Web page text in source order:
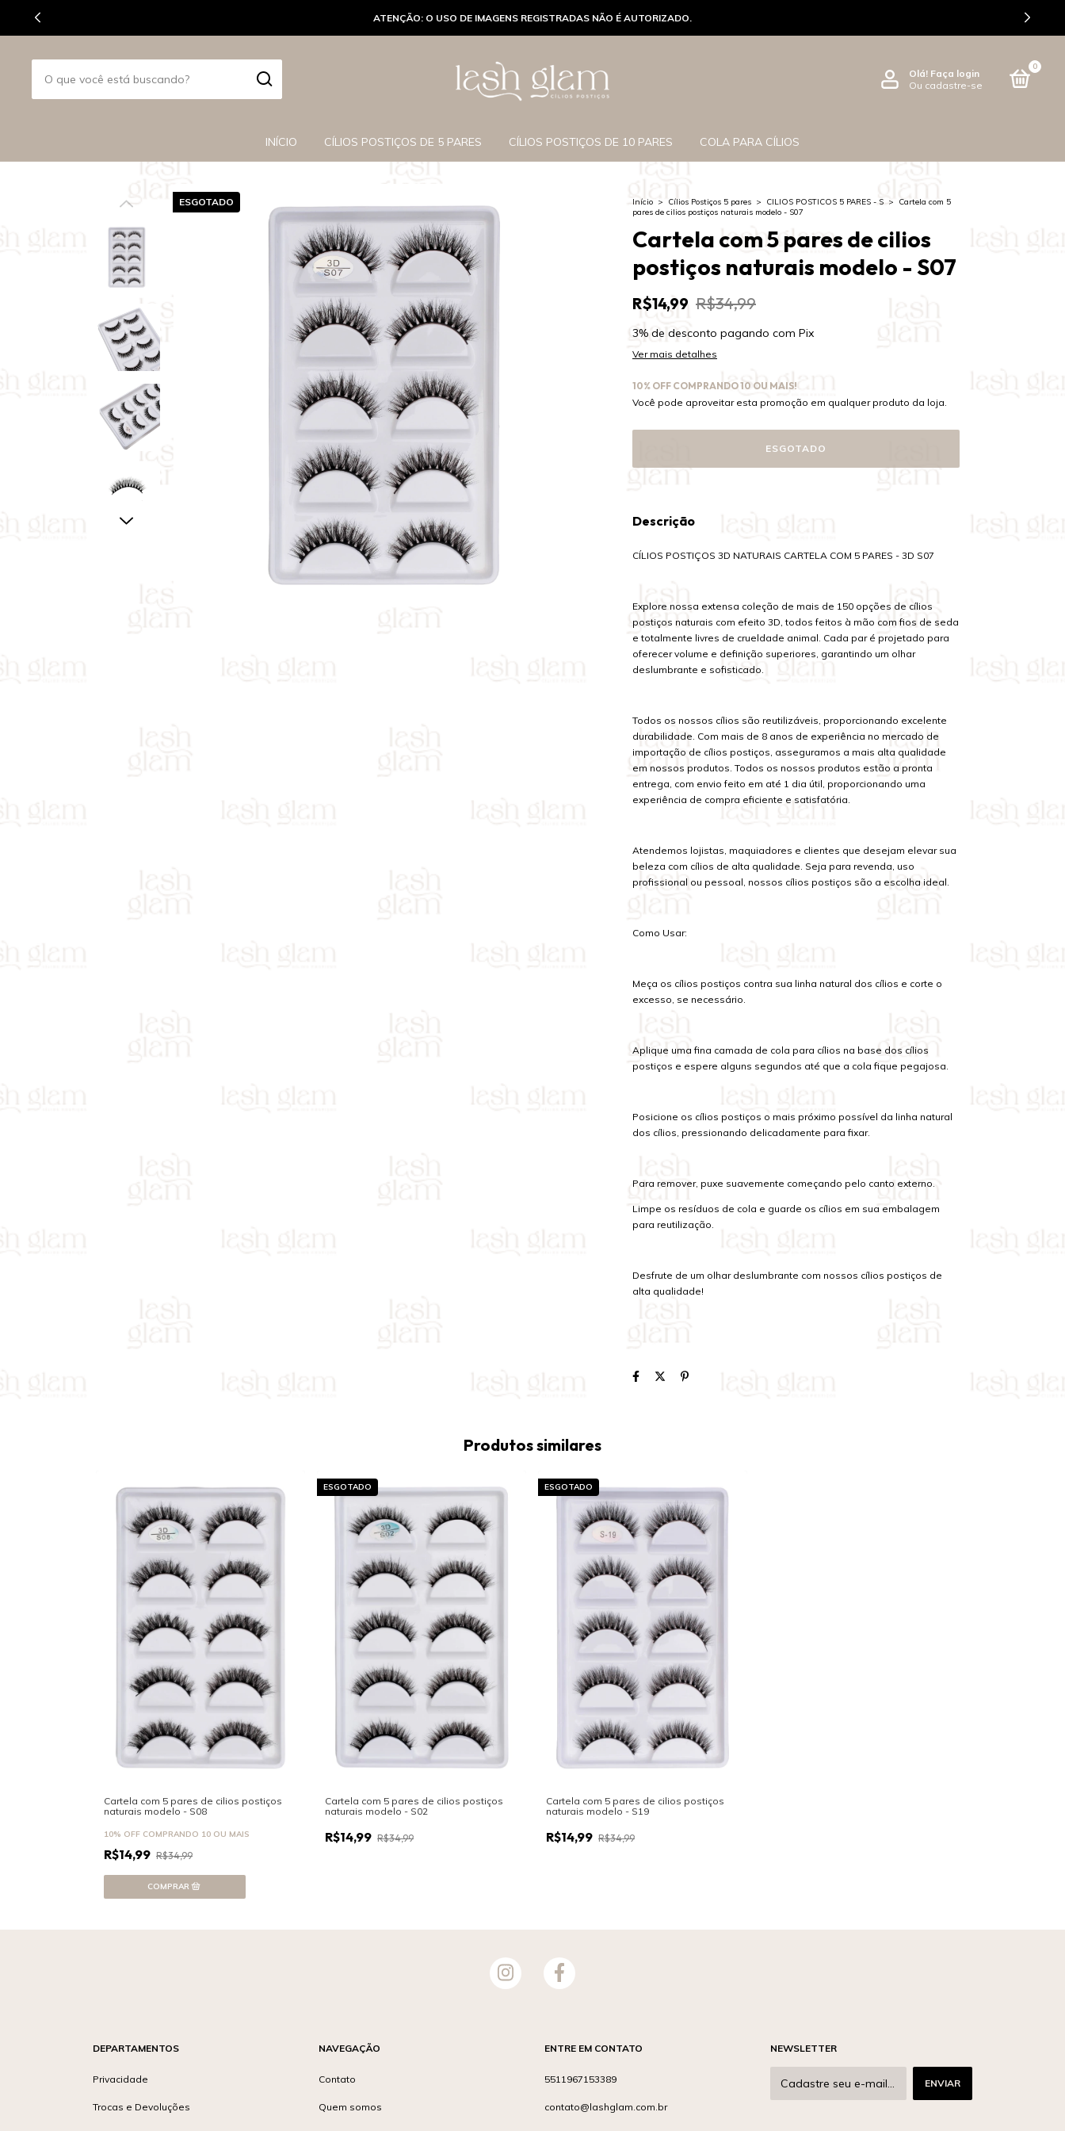
ATENÇÃO: O USO DE IMAGENS REGISTRADAS NÃO É AUTORIZADO.
Olá! Faça login
Ou cadastre-se
0
INÍCIO CÍLIOS POSTIÇOS DE 5 PARES CÍLIOS POSTIÇOS DE 10 PARES COLA PARA CÍLIOS
ESGOTADO Início > Cílios Postiços 5 pares > CILIOS POSTICOS 5 PARES - S >
Cartela com 5
pares de cilios postiços naturais modelo - S07
Cartela com 5 pares de cilios
postiços naturais modelo - S07
R$14,99 R$34,99
3% de desconto pagando com Pix
Ver mais detalhes
10% OFF COMPRANDO 10 OU MAIS!
Você pode aproveitar esta promoção em qualquer produto da loja.
Descrição
CÍLIOS POSTIÇOS 3D NATURAIS CARTELA COM 5 PARES - 3D S07
Explore nossa extensa coleção de mais de 150 opções de cílios
postiços naturais com efeito 3D, todos feitos à mão com fios de seda
e totalmente livres de crueldade animal. Cada par é projetado para
oferecer volume e definição superiores, garantindo um olhar
deslumbrante e sofisticado.
Todos os nossos cílios são reutilizáveis, proporcionando excelente
durabilidade. Com mais de 8 anos de experiência no mercado de
importação de cílios postiços, asseguramos a mais alta qualidade
em nossos produtos. Todos os nossos produtos estão a pronta
entrega, com envio feito em até 1 dia útil, proporcionando uma
experiência de compra eficiente e satisfatória.
Atendemos lojistas, maquiadores e clientes que desejam elevar sua
beleza com cílios de alta qualidade. Seja para revenda, uso
profissional ou pessoal, nossos cílios postiços são a escolha ideal.
Como Usar:
Meça os cílios postiços contra sua linha natural dos cílios e corte o
excesso, se necessário.
Aplique uma fina camada de cola para cílios na base dos cílios
postiços e espere alguns segundos até que a cola fique pegajosa.
Posicione os cílios postiços o mais próximo possível da linha natural
dos cílios, pressionando delicadamente para fixar.
Para remover, puxe suavemente começando pelo canto externo.
Limpe os resíduos de cola e guarde os cílios em sua embalagem
para reutilização.
Desfrute de um olhar deslumbrante com nossos cílios postiços de
alta qualidade!
Produtos similares
Cartela com 5 pares de cilios postiços
naturais modelo - S08
10% OFF COMPRANDO 10 OU MAIS
R$14,99 R$34,99
ESGOTADO
Cartela com 5 pares de cilios postiços
naturais modelo - S02
R$14,99 R$34,99
ESGOTADO
Cartela com 5 pares de cilios postiços
naturais modelo - S19
R$14,99 R$34,99
DEPARTAMENTOS
Privacidade
Trocas e Devoluções
NAVEGAÇÃO
Contato
Quem somos
ENTRE EM CONTATO
5511967153389
contato@lashglam.com.br
NEWSLETTER